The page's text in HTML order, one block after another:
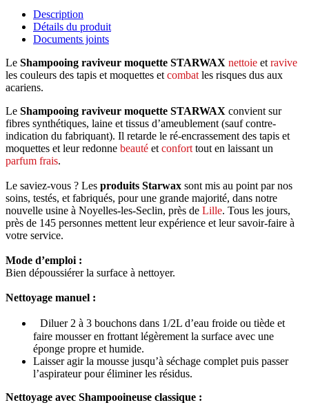
Description
Détails du produit
Documents joints
Le Shampooing raviveur moquette STARWAX nettoie etravive
les couleurs des tapis et moquettes etcombatles risques dus aux
acariens.
Le Shampooing raviveur moquette STARWAX convient sur
fibres synthétiques, laine et tissus d’ameublement (sauf contre-
indication du fabriquant). Il retarde le ré-encrassement des tapis et
moquettes et leur redonne beauté etconforttout en laissant un
parfum frais.
Le saviez-vous ? Les produits Starwax sont mis au point par nos
soins, testés, et fabriqués, pour une grande majorité, dans notre
nouvelle usine à Noyelles-les-Seclin, près de Lille. Tous les jours,
près de 145 personnes mettent leur expérience et leur savoir-faire à
votre service.
Mode d’emploi :
Bien dépoussiérer la surface à nettoyer.
Nettoyage manuel :
Diluer 2 à 3 bouchons dans 1/2L d’eau froide ou tiède et
faire mousser en frottant légèrement la surface avec une
éponge propre et humide.
Laisser agir la mousse jusqu’à séchage complet puis passer
l’aspirateur pour éliminer les résidus.
Nettoyage avec Shampooineuse classique :